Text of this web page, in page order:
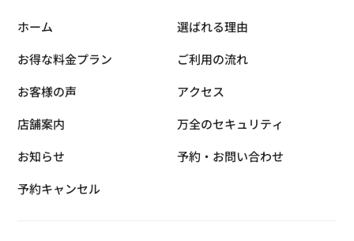
ホーム
選ばれる理由
お得な料金プラン
ご利用の流れ
お客様の声
アクセス
店舗案内
万全のセキュリティ
お知らせ
予約・お問い合わせ
予約キャンセル